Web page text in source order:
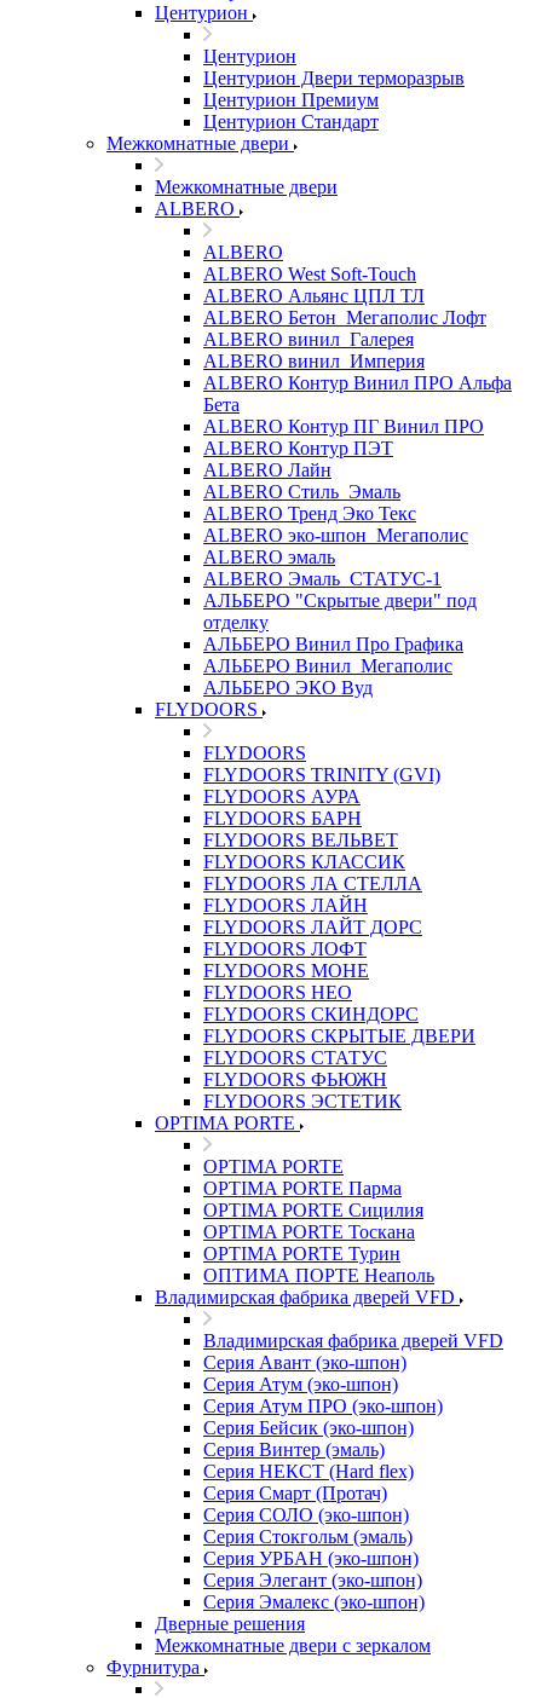
Центурион
Центурион
Центурион Двери терморазрыв
Центурион Премиум
Центурион Стандарт
Межкомнатные двери
Межкомнатные двери
ALBERO
ALBERO
ALBERO West Soft-Touch
ALBERO Альянс ЦПЛ ТЛ
ALBERO Бетон_Мегаполис Лофт
ALBERO винил_Галерея
ALBERO винил_Империя
ALBERO Контур Винил ПРО Альфа
Бета
ALBERO Контур ПГ Винил ПРО
ALBERO Контур ПЭТ
ALBERO Лайн
ALBERO Стиль_Эмаль
ALBERO Тренд Эко Текс
ALBERO эко-шпон_Мегаполис
ALBERO эмаль
ALBERO Эмаль_СТАТУС-1
АЛЬБЕРО "Скрытые двери" под
отделку
АЛЬБЕРО Винил Про Графика
АЛЬБЕРО Винил_Мегаполис
АЛЬБЕРО ЭКО Вуд
FLYDOORS
FLYDOORS
FLYDOORS TRINITY (GVI)
FLYDOORS АУРА
FLYDOORS БАРН
FLYDOORS ВЕЛЬВЕТ
FLYDOORS КЛАССИК
FLYDOORS ЛА СТЕЛЛА
FLYDOORS ЛАЙН
FLYDOORS ЛАЙТ ДОРС
FLYDOORS ЛОФТ
FLYDOORS МОНЕ
FLYDOORS НЕО
FLYDOORS СКИНДОРС
FLYDOORS СКРЫТЫЕ ДВЕРИ
FLYDOORS СТАТУС
FLYDOORS ФЬЮЖН
FLYDOORS ЭСТЕТИК
OPTIMA PORTE
OPTIMA PORTE
OPTIMA PORTE Парма
OPTIMA PORTE Сицилия
OPTIMA PORTE Тоскана
OPTIMA PORTE Турин
ОПТИМА ПОРТЕ Неаполь
Владимирская фабрика дверей VFD
Владимирская фабрика дверей VFD
Серия Авант (эко-шпон)
Серия Атум (эко-шпон)
Серия Атум ПРО (эко-шпон)
Серия Бейсик (эко-шпон)
Серия Винтер (эмаль)
Серия НЕКСТ (Hard flex)
Серия Смарт (Протач)
Серия СОЛО (эко-шпон)
Серия Стокгольм (эмаль)
Серия УРБАН (эко-шпон)
Серия Элегант (эко-шпон)
Серия Эмалекс (эко-шпон)
Дверные решения
Межкомнатные двери c зеркалом
Фурнитура